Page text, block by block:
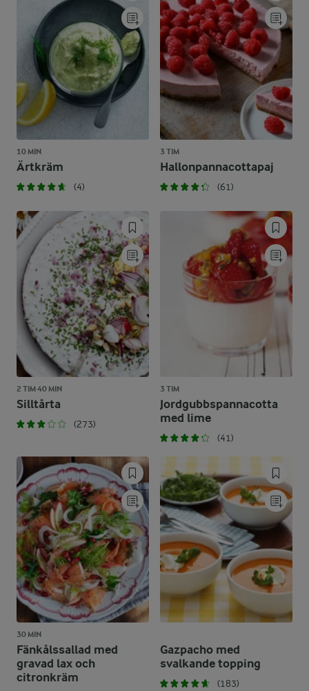
10 MIN
Ärtkräm
(4)
3 TIM
Hallonpannacottapaj
(61)
2 TIM 40 MIN
Silltårta
(273)
3 TIM
Jordgubbspannacotta
med lime
(41)
30 MIN
Fänkålssallad med
gravad lax och
citronkräm
Gazpacho med
svalkande topping
(183)